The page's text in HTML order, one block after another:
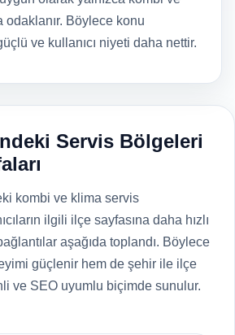
odaklanır. Böylece konu
ve kullanıcı niyeti daha nettir.
Servis Bölgeleri
kombi ve klima servis
ilgili ilçe sayfasına daha hızlı
aşağıda toplandı. Böylece
güçlenir hem de şehir ile ilçe
ve SEO uyumlu biçimde sunulur.